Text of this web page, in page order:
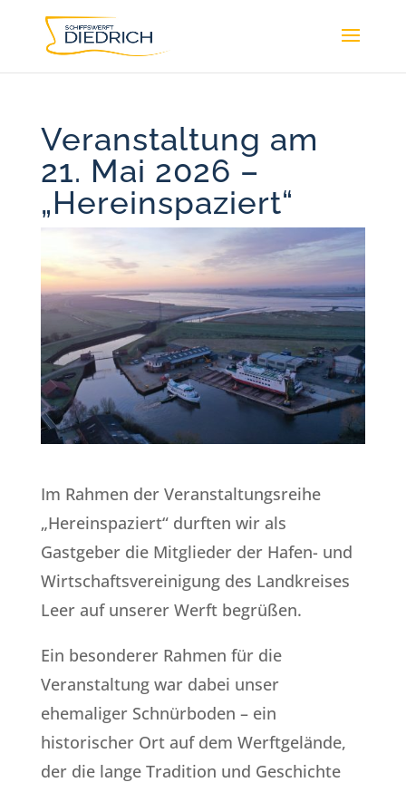
Veranstaltung am
21. Mai 2026 –
„Hereinspaziert“
Im Rahmen der Veranstaltungsreihe
„Hereinspaziert“ durften wir als
Gastgeber die Mitglieder der Hafen- und
Wirtschaftsvereinigung des Landkreises
Leer auf unserer Werft begrüßen.
Ein besonderer Rahmen für die
Veranstaltung war dabei unser
ehemaliger Schnürboden – ein
historischer Ort auf dem Werftgelände,
der die lange Tradition und Geschichte